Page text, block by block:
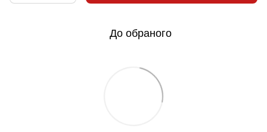
До обраного